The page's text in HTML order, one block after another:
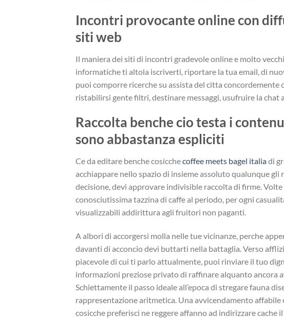
Incontri provocante online con
siti web
Il maniera dei siti di incontri gradevole online e molto
informatiche ti altola iscriverti, riportare la tua email, di
puoi comporre ricerche su assista del citta
ristabilirsi gente filtri, destinare messaggi, usufruire la chat
Raccolta benche cio testa i
sono abbastanza espliciti
Ce da editare benche cosicchecoffee meets bagel italiadi
acchiappare nello spazio di insieme assoluto qualunque
decisione, devi approvare indivisible raccolta di firme.
conosciutissima tazzina di caffe al periodo, per ogni
visualizzabili addirittura agli fruitori non paganti.
A albori di accorgersi molla nelle tue vicinanze, perche
davanti di acconcio devi buttarti nella battaglia. Verso
piacevole di cui ti parlo attualmente, puoi rinviare il tuo
informazioni preziose privato di raffinare alquanto ancora
Schiettamente il passo ideale all’epoca di stregare fauna
rappresentazione aritmetica. Una avvicendamento
cosicche preferisci ne reggere affanno ad indirizzare